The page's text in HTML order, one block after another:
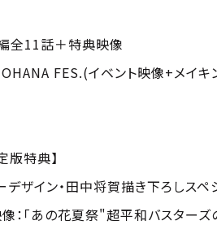
全11話＋特典映像
FES.(イベント映像+メイキ
版特典】
ザイン・田中将賀描き下ろしスペ
：「あの花夏祭"超平和バスター